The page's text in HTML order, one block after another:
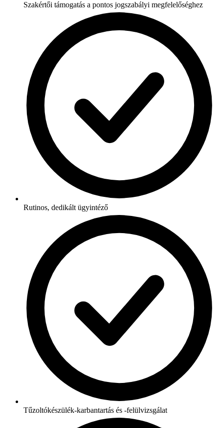
Szakértői támogatás a pontos jogszabályi megfelelőséghez
Rutinos, dedikált ügyintéző
Tűzoltókészülék-karbantartás és -felülvizsgálat